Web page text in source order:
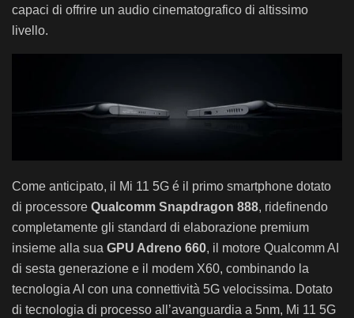
capaci di offrire un audio cinematografico di altissimo
livello.
Come anticipato, il Mi 11 5G é il primo smartphone dotato
di processore Qualcomm Snapdragon 888, ridefinendo
completamente gli standard di elaborazione premium
insieme alla sua GPU Adreno 660, il motore QualcommAI
di sesta generazione e il modem X60, combinando la
tecnologia AI con una connettività 5G velocissima. Dotato
di tecnologia di processo all’avanguardia a 5nm, Mi 11 5G